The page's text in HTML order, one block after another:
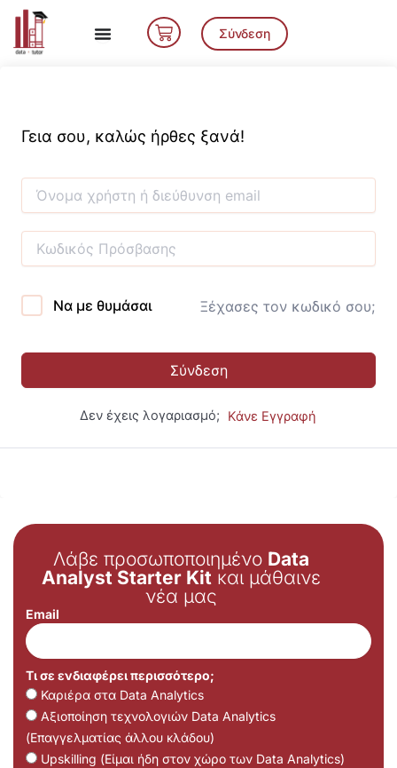
Μετάβαση
περιεχόμενο
Cart Σύνδεση
Γεια σου, καλώς ήρθες ξανά!
Να με θυμάσαι Ξέχασες τον κωδικό σου;
Σύνδεση
Δεν έχεις λογαριασμό; Κάνε Εγγραφή
Λάβε προσωποποιημένο Data
Analyst Starter Kit και μάθαινε
νέα μας
Email
Τι σε ενδιαφέρει περισσότερο;
Καριέρα στα Data Analytics
Αξιοποίηση τεχνολογιών Data Analytics
(Επαγγελματίας άλλου κλάδου)
Upskilling (Είμαι ήδη στον χώρο των Data Analytics)